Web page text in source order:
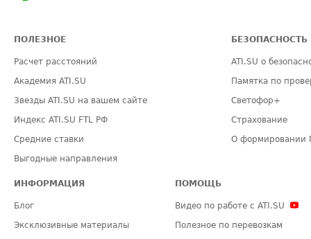
ПОЛЕЗНОЕ
Расчет расстояний
Академия ATI.SU
Звезды ATI.SU на вашем сайте
Индекс ATI.SU FTL РФ
Средние ставки
Выгодные направления
БЕЗОПАСНОСТЬ
ATI.SU о
Памятка по
Светофор+
Страхование
О формировании
ИНФОРМАЦИЯ
Блог
Эксклюзивные материалы
ПОМОЩЬ
Видео по работе с ATI.SU
Полезное по перевозкам